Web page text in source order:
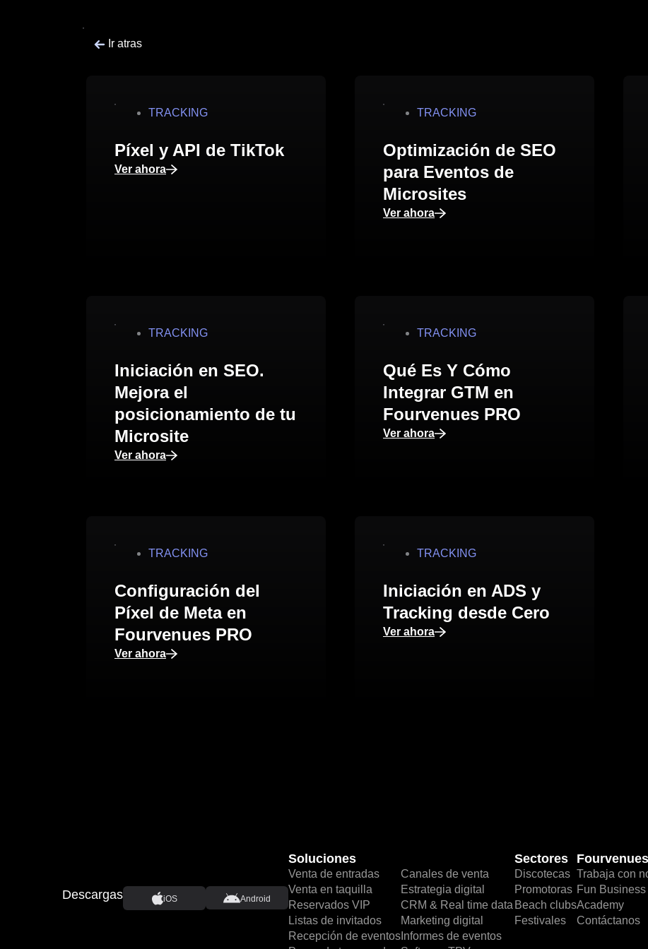
Ir atras
TRACKING
Píxel y API de TikTok
Ver ahora
TRACKING
Optimización de SEO
para Eventos de
Microsites
Ver ahora
TRACKING
Iniciación en SEO.
Mejora el
posicionamiento de tu
Microsite
Ver ahora
TRACKING
Qué Es Y Cómo
Integrar GTM en
Fourvenues PRO
Ver ahora
TRACKING
Configuración del
Píxel de Meta en
Fourvenues PRO
Ver ahora
TRACKING
Iniciación en ADS y
Tracking desde Cero
Ver ahora
Descargas iOS Android
Soluciones
Venta de entradas
Venta en taquilla
Reservados VIP
Listas de invitados
Recepción de eventos
Canales de venta
Estrategia digital
CRM & Real time data
Marketing digital
Informes de eventos
Sectores
Discotecas
Promotoras
Beach clubs
Festivales
Fourvenues
Trabaja con
Fun
Academy
Contáctanos